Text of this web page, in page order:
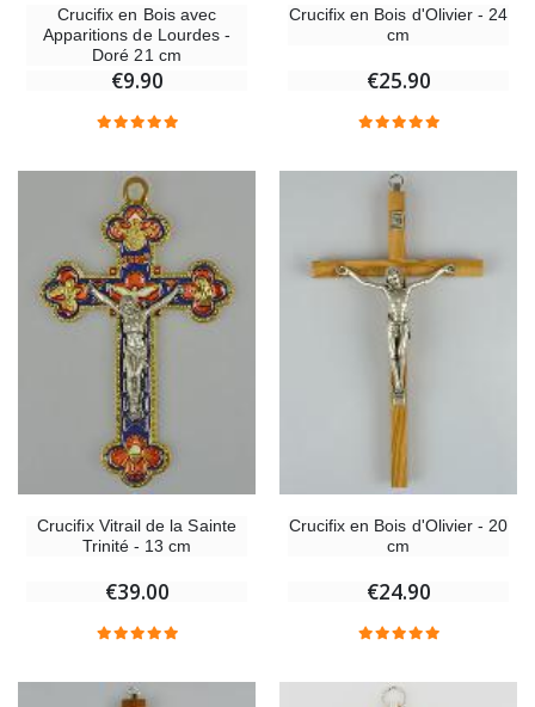
Crucifix en Bois avec
Apparitions de Lourdes -
Doré 21 cm
€9.90
Crucifix en Bois d'Olivier - 24
cm
€25.90
Crucifix Vitrail de la Sainte
Trinité - 13 cm
€39.00
Crucifix en Bois d'Olivier - 20
cm
€24.90